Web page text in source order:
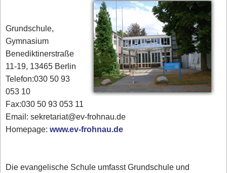
Grundschule,
Gymnasium
Benediktinerstraße
11-19, 13465 Berlin
Telefon:030 50 93
053 10
Fax:030 50 93 053 11
Email: sekretariat@ev-frohnau.de
Homepage:www.ev-frohnau.de
Die evangelische Schule umfasst Grundschule und